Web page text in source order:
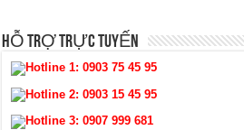
HỖ TRỢ TRỰC TUYẾN
Hotline 1:0903 75 45 95
Hotline 2:0903 15 45 95
Hotline 3:0907 999 681